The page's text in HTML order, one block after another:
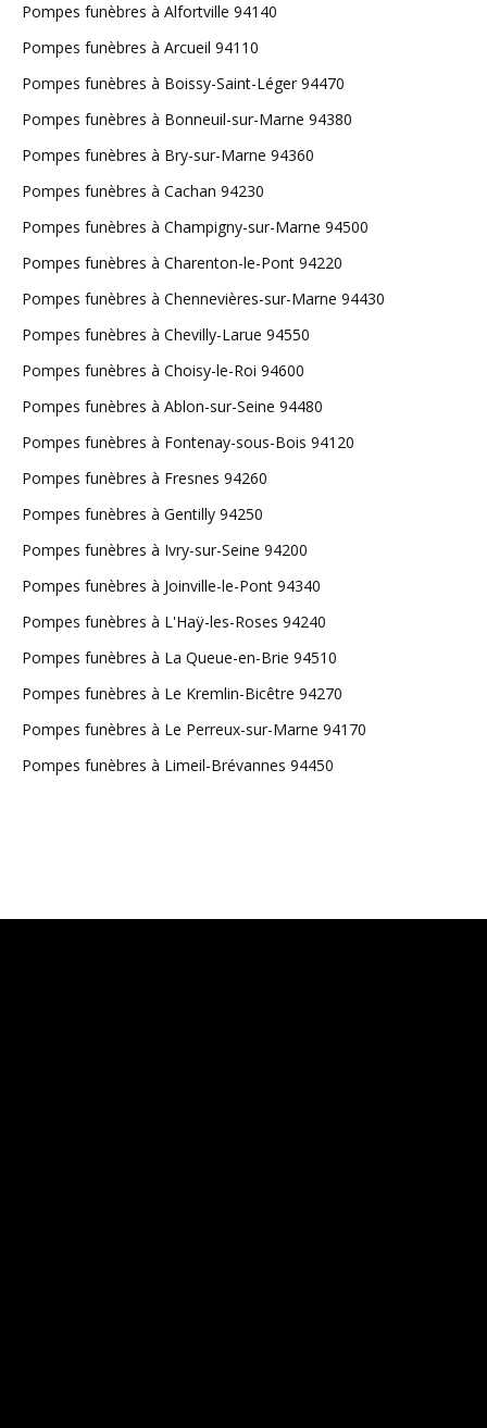
Pompes funèbres à Alfortville 94140
Pompes funèbres à Arcueil 94110
Pompes funèbres à Boissy-Saint-Léger 94470
Pompes funèbres à Bonneuil-sur-Marne 94380
Pompes funèbres à Bry-sur-Marne 94360
Pompes funèbres à Cachan 94230
Pompes funèbres à Champigny-sur-Marne 94500
Pompes funèbres à Charenton-le-Pont 94220
Pompes funèbres à Chennevières-sur-Marne 94430
Pompes funèbres à Chevilly-Larue 94550
Pompes funèbres à Choisy-le-Roi 94600
Pompes funèbres à Ablon-sur-Seine 94480
Pompes funèbres à Fontenay-sous-Bois 94120
Pompes funèbres à Fresnes 94260
Pompes funèbres à Gentilly 94250
Pompes funèbres à Ivry-sur-Seine 94200
Pompes funèbres à Joinville-le-Pont 94340
Pompes funèbres à L'Haÿ-les-Roses 94240
Pompes funèbres à La Queue-en-Brie 94510
Pompes funèbres à Le Kremlin-Bicêtre 94270
Pompes funèbres à Le Perreux-sur-Marne 94170
Pompes funèbres à Limeil-Brévannes 94450